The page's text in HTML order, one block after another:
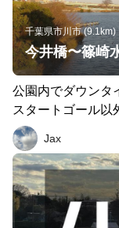
千葉県市川市 (9.1km)
今井橋〜篠崎
公園内でダウンタ
スタートゴール以
れあるのでありが
Jax